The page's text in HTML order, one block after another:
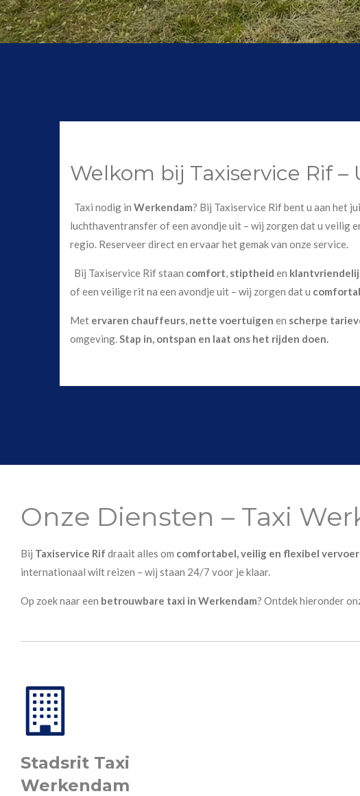
Welkom bij Taxiservice Rif
Taxi nodig in Werkendam? Bij Taxiservice Rif bent u aan het
luchthaventransfer of een avondje uit – wij zorgen dat u veilig
regio. Reserveer direct en ervaar het gemak van onze service.
Bij Taxiservice Rif staan comfort, stiptheid en
of een veilige rit na een avondje uit – wij zorgen dat u
Met ervaren chauffeurs, nette voertuigen en scherpe
omgeving.Stap in, ontspan en laat ons het rijden doen.
Onze Diensten – Taxi
Bij Taxiservice Rif draait alles om comfortabel, veilig en flexibel vervoer
internationaal wilt reizen – wij staan 24/7 voor je klaar.
Op zoek naar een betrouwbare taxi in Werkendam? Ontdek hieronder
Stadsrit Taxi
Werkendam